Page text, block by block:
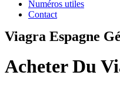
Numéros utiles
Contact
Viagra Espagne
Acheter Du